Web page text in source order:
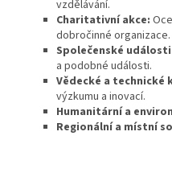
vzdělávání.
Charitativní akce:
dobročinné organizace.
Společenské
a podobné události.
Vědecké a technické
výzkumu a inovací.
Humanitární a
Regionální a místní